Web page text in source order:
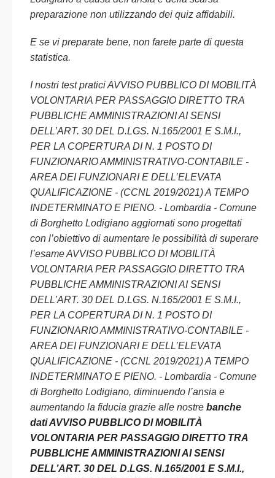
preparazione non utilizzando dei quiz affidabili.
E se vi preparate bene, non farete parte di questa
statistica.
I nostri test pratici AVVISO PUBBLICO DI MOBILITÀ
VOLONTARIA PER PASSAGGIO DIRETTO TRA
PUBBLICHE AMMINISTRAZIONI AI SENSI
DELL’ART. 30 DEL D.LGS. N.165/2001 E S.M.I.,
PER LA COPERTURA DI N. 1 POSTO DI
FUNZIONARIO AMMINISTRATIVO-CONTABILE -
AREA DEI FUNZIONARI E DELL’ELEVATA
QUALIFICAZIONE - (CCNL 2019/2021) A TEMPO
INDETERMINATO E PIENO. - Lombardia - Comune
di Borghetto Lodigiano aggiornati sono progettati
con l’obiettivo di aumentare le possibilità di superare
l’esame AVVISO PUBBLICO DI MOBILITÀ
VOLONTARIA PER PASSAGGIO DIRETTO TRA
PUBBLICHE AMMINISTRAZIONI AI SENSI
DELL’ART. 30 DEL D.LGS. N.165/2001 E S.M.I.,
PER LA COPERTURA DI N. 1 POSTO DI
FUNZIONARIO AMMINISTRATIVO-CONTABILE -
AREA DEI FUNZIONARI E DELL’ELEVATA
QUALIFICAZIONE - (CCNL 2019/2021) A TEMPO
INDETERMINATO E PIENO. - Lombardia - Comune
di Borghetto Lodigiano, diminuendo l’ansia e
aumentando la fiducia grazie alle nostre banche
dati AVVISO PUBBLICO DI MOBILITÀ
VOLONTARIA PER PASSAGGIO DIRETTO TRA
PUBBLICHE AMMINISTRAZIONI AI SENSI
DELL’ART. 30 DEL D.LGS. N.165/2001 E S.M.I.,